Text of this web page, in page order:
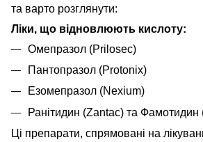
та варто розглянути:
Ліки, що відновлюють кислоту:
Омепразол (Prilosec)
Пантопразол (Protonix)
Езомепразол (Nexium)
Ранітидин (Zantac) та Фамотидин
Ці препарати, спрямовані на